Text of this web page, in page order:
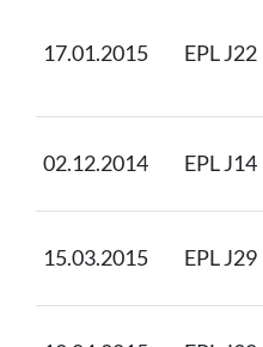
17.01.2015 EPL J22
02.12.2014 EPL J14
15.03.2015 EPL J29